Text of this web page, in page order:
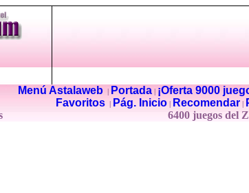
Menú Astalaweb| Portada| ¡Oferta 9000
Favoritos
Pág. Inicio Recomendar
6400 juegos del